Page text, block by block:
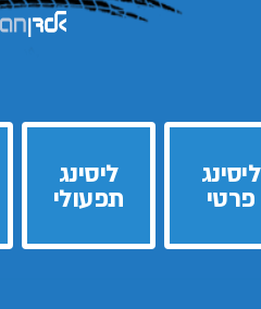
ליסינג
פרטי
ליסינג
תפעולי